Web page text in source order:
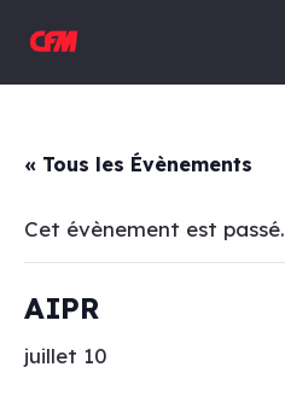
« Tous les Évènements
Cet évènement est passé.
AIPR
juillet 10